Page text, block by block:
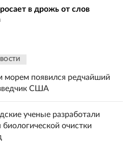
в дрожь от слов
морем появился редчайший
США
ученые разработали
биологической очистки